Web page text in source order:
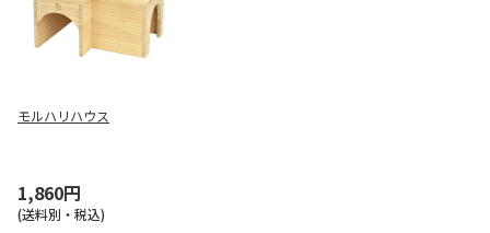
モルハリハウス
1,860円
(送料別・税込)